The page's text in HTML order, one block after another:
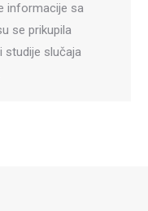
informacije sa
se prikupila
studije slučaja